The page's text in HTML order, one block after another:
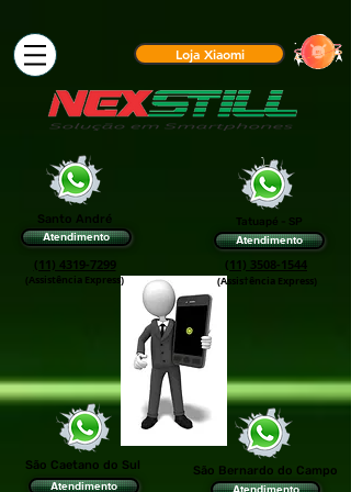
Loja Xiaomi
Santo André
Atendimento
(11) 4319-7299
(Assistência Express)
Tatuapé - SP
Atendimento
(11) 3508-1544
(Assis†ência Express)
São Bernardo do Campo
Atendimento
São Caetano do Sul
Atendimento